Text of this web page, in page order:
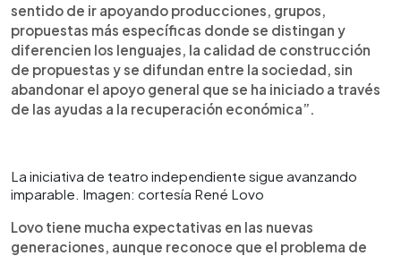
sentido de ir apoyando producciones, grupos,
propuestas más específicas donde se distingan y
diferencien los lenguajes, la calidad de construcción
de propuestas y se difundan entre la sociedad, sin
abandonar el apoyo general que se ha iniciado a través
de las ayudas a la recuperación económica”.
La iniciativa de teatro independiente sigue avanzando
imparable. Imagen: cortesía René Lovo
Lovo tiene mucha expectativas en las nuevas
generaciones, aunque reconoce que el problema de